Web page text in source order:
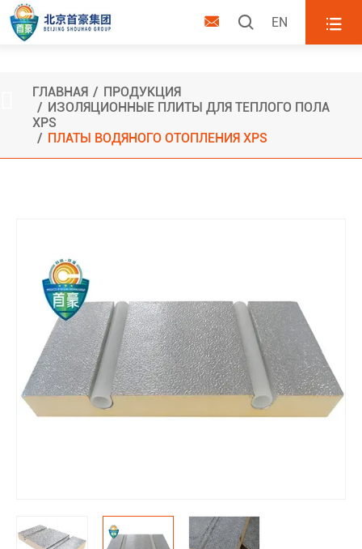
  EN 
Платы водяного отопления XPS
ГЛАВНАЯ
ПРОДУКЦИЯ
ИЗОЛЯЦИОННЫЕ ПЛИТЫ ДЛЯ ТЕПЛОГО ПОЛА
XPS
ПЛАТЫ ВОДЯНОГО ОТОПЛЕНИЯ XPS